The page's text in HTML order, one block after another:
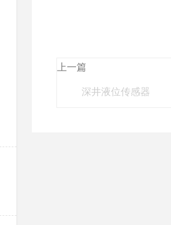
上一篇
深井液位传感器